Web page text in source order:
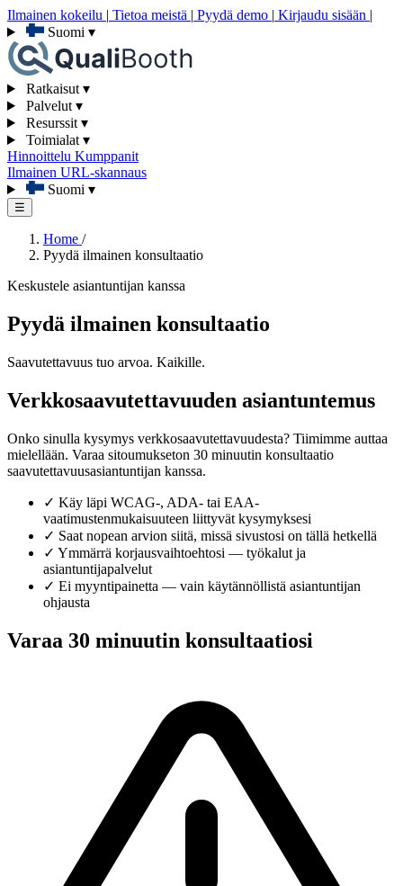
Ilmainen kokeilu | Tietoa meistä | Pyydä demo | Kirjaudu sisään |
Suomi ▾
Ratkaisut ▾
Palvelut ▾
Resurssit ▾
Toimialat ▾
Hinnoittelu Kumppanit
Ilmainen URL-skannaus
Suomi ▾
☰
Home /
Pyydä ilmainen konsultaatio
Keskustele asiantuntijan kanssa
Pyydä ilmainen konsultaatio
Saavutettavuus tuo arvoa. Kaikille.
Verkkosaavutettavuuden asiantuntemus
Onko sinulla kysymys verkkosaavutettavuudesta? Tiimimme auttaa
mielellään. Varaa sitoumukseton 30 minuutin konsultaatio
saavutettavuusasiantuntijan kanssa.
✓ Käy läpi WCAG-, ADA- tai EAA-
vaatimustenmukaisuuteen liittyvät kysymyksesi
✓ Saat nopean arvion siitä, missä sivustosi on tällä hetkellä
✓ Ymmärrä korjausvaihtoehtosi — työkalut ja
asiantuntijapalvelut
✓ Ei myyntipainetta — vain käytännöllistä asiantuntijan
ohjausta
Varaa 30 minuutin konsultaatiosi